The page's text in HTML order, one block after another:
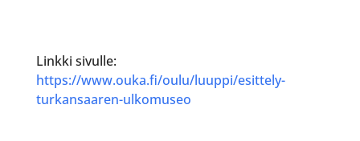
Linkki sivulle:
https://www.ouka.fi/oulu/luuppi/esittely-
turkansaaren-ulkomuseo